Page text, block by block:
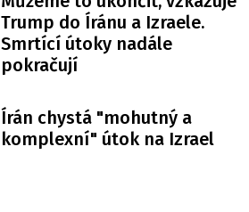
Trump do Íránu a Izraele.
Smrtící útoky nadále
pokračují
Írán chystá "mohutný a
komplexní" útok na Izrael